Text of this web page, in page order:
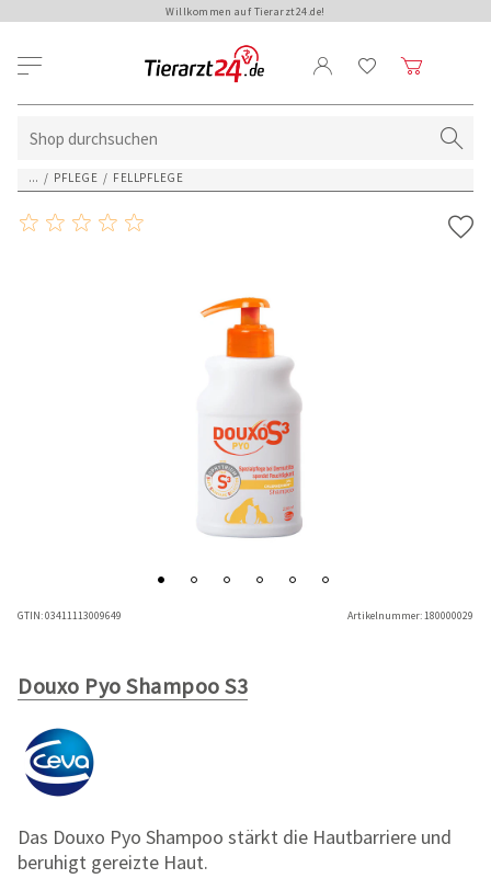
Willkommen auf Tierarzt24.de!
... / PFLEGE / FELLPFLEGE
GTIN:03411113009649 Artikelnummer:180000029
Douxo Pyo Shampoo S3
Das Douxo Pyo Shampoo stärkt die Hautbarriere und
beruhigt gereizte Haut.